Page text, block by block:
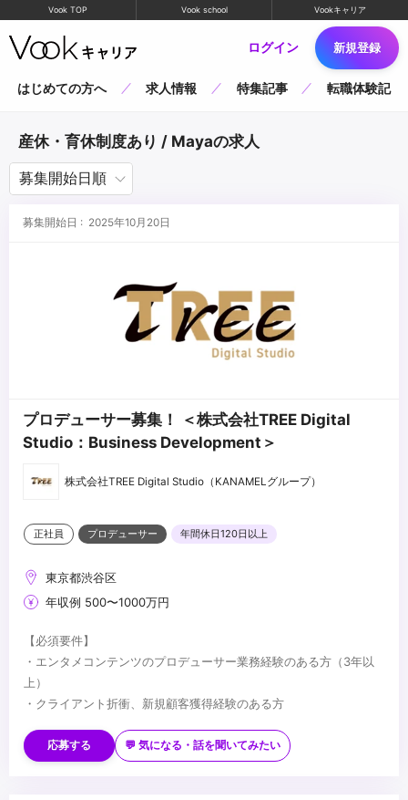
Vook TOP Vook school Vookキャリア
ログイン 新規登録
はじめての方へ 求人情報 特集記事 転職体験記
産休・育休制度あり / Mayaの求人
募集開始日 : 2025年10月20日
プロデューサー募集！ ＜株式会社TREE Digital
Studio：Business Development＞
株式会社TREE Digital Studio（KANAMELグループ）
正社員 プロデューサー 年間休日120日以上
東京都渋谷区
年収例 500〜1000万円
【必須要件】
・エンタメコンテンツのプロデューサー業務経験のある方（3年以
上）
・クライアント折衝、新規顧客獲得経験のある方
・デジタルをメインとするコンテンツに興味のある方
・VFX・CGについて知識のある方
応募する 💬 気になる・話を聞いてみたい